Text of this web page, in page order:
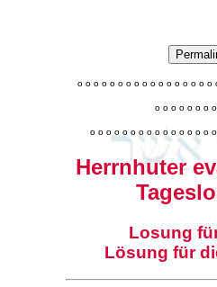
o o o o o o o o o o o o o o o o o
o o o o o o o o
o o o o o o o o o o o o o o o o
Herrnhuter
Losung
Lösung für